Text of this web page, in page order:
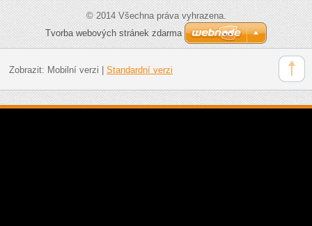
© 2014 Všechna práva vyhrazena.
Tvorba webových stránek zdarma
Zobrazit: Mobilní verzi Standardní verzi